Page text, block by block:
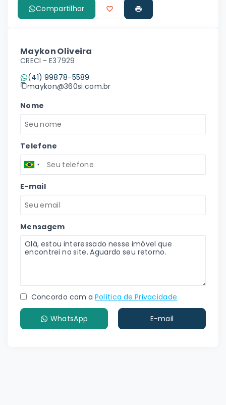
Compartilhar
Maykon Oliveira
CRECI - E37929
(41) 99878-5589
maykon@360si.com.br
Nome
Telefone
E-mail
Mensagem
Concordo com a Política de Privacidade
WhatsApp E-mail